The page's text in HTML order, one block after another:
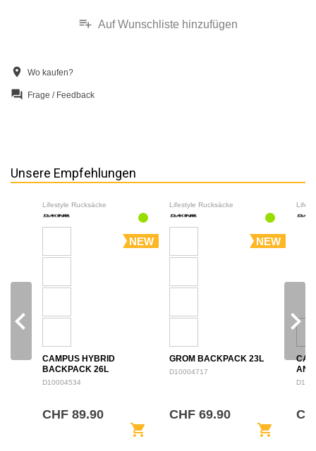
playlist_add Auf Wunschliste hinzufügen
location_on Wo kaufen?
question_answer Frage / Feedback
Unsere Empfehlungen
Lifestyle Rucksäcke
NEW
CAMPUS HYBRID
BACKPACK 26L
D10004534
CHF 89.90
shopping_cart
Lifestyle Rucksäcke
NEW
GROM BACKPACK 23L
D10004717
CHF 69.90
shopping_cart
navigate_before navigate_next